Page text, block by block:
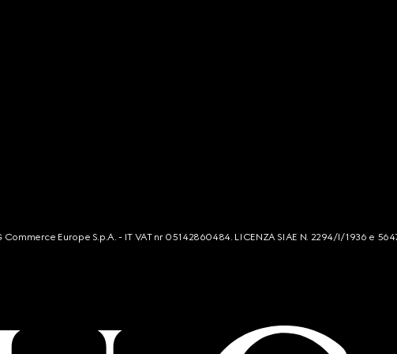
Europe S.p.A. - IT VAT nr 05142860484. LICENZA SIAE N. 2294/I/1936 e